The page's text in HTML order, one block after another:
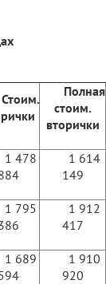
Стоим.
Полная
стоим.
вторички
1 478
1 614
149
1 795
1 912
417
1 689
594
1 910
920